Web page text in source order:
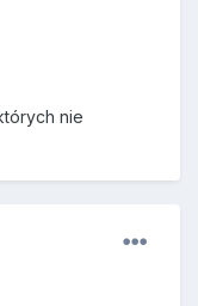
nie